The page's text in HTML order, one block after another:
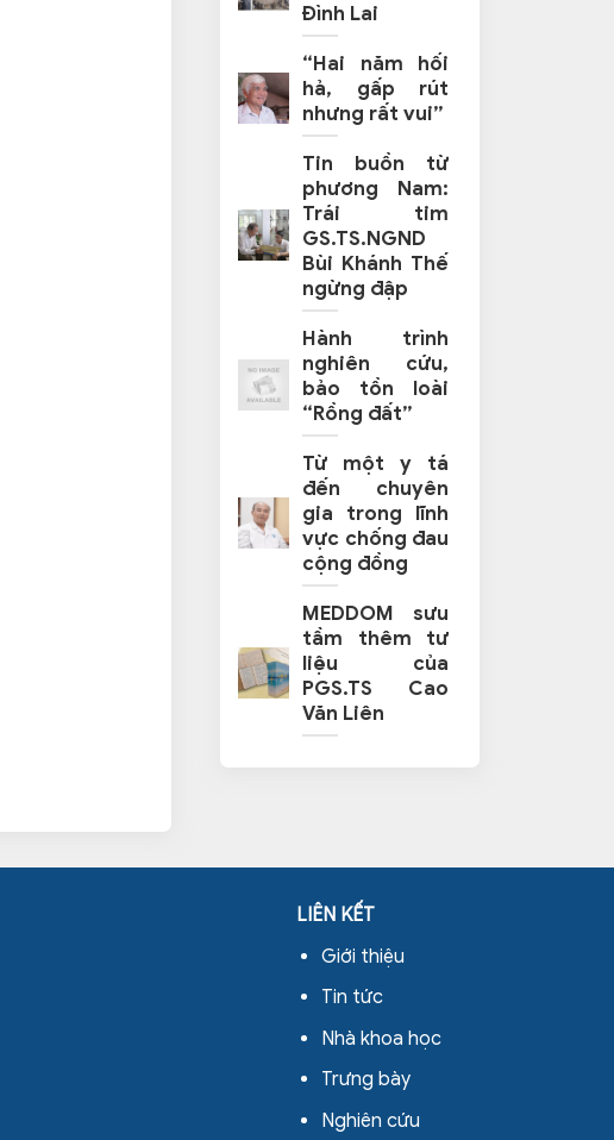
Đình Lai
“Hai năm hối
hả, gấp rút
nhưng rất vui”
Tin buồn từ
phương Nam:
Trái tim
GS.TS.NGND
Bùi Khánh Thế
ngừng đập
Hành trình
nghiên cứu,
bảo tồn loài
“Rồng đất”
Từ một y tá
đến chuyên
gia trong lĩnh
vực chống đau
cộng đồng
MEDDOM sưu
tầm thêm tư
liệu của
PGS.TS Cao
Văn Liên
LIÊN KẾT
Giới thiệu
Tin tức
Nhà khoa học
Trưng bày
Nghiên cứu